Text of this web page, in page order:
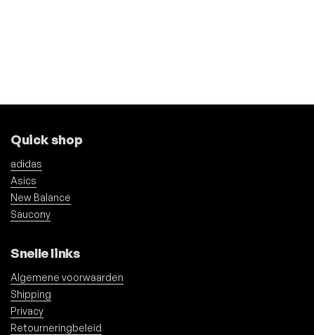
Quick shop
adidas
Asics
New Balance
Saucony
Snelle links
Algemene voorwaarden
Shipping
Privacy
Retourneringbeleid